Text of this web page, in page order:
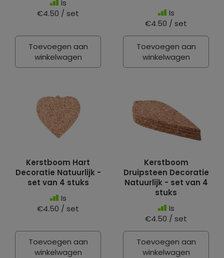
Is
€4.50 / set
Toevoegen aan
winkelwagen
Is
€4.50 / set
Toevoegen aan
winkelwagen
Kerstboom Hart
Decoratie Natuurlijk -
set van 4 stuks
Is
€4.50 / set
Toevoegen aan
winkelwagen
Kerstboom
Druipsteen Decoratie
Natuurlijk - set van 4
stuks
Is
€4.50 / set
Toevoegen aan
winkelwagen